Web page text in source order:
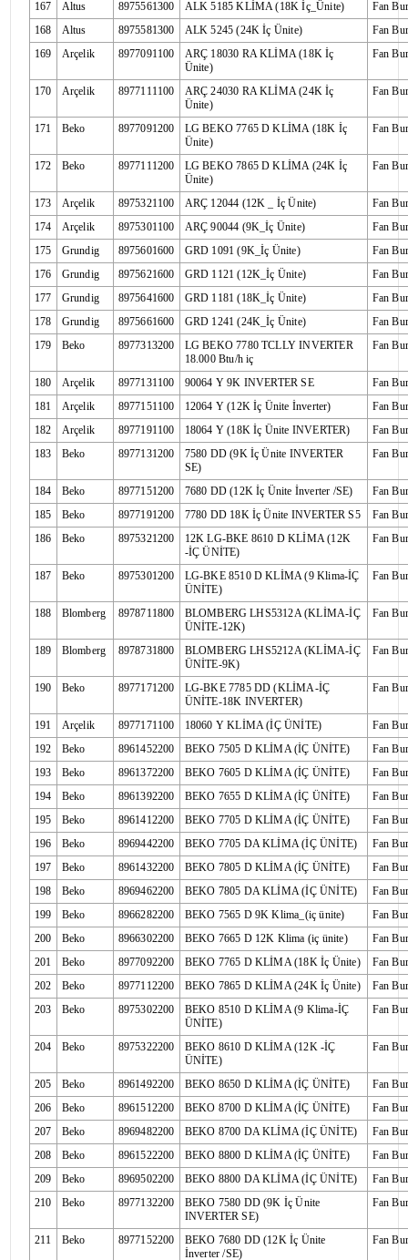
167 Altus 8975561300 ALK 5185 KLİMA (18K İç_Ünite)
Fan
168
Altus 8975581300 ALK 5245 (24K İç Ünite)
Fan
169
Arçelik 8977091100
ARÇ 18030 RA KLİMA (18K İç
Ünite)
Fan
170 Arçelik 8977111100
ARÇ 24030 RA KLİMA (24K İç
Ünite)
Fan
171 Beko 8977091200
LG BEKO 7765 D KLİMA (18K İç
Ünite)
Fan
172 Beko 8977111200
LG BEKO 7865 D KLİMA (24K İç
Ünite)
Fan
173 Arçelik 8975321100 ARÇ 12044 (12K _ İç Ünite)
Fan
174
Arçelik 8975301100 ARÇ 90044 (9K_İç Ünite)
Fan
175
Grundig 8975601600 GRD 1091 (9K_İç Ünite)
Fan
176
Grundig 8975621600 GRD 1121 (12K_İç Ünite)
Fan
177
Grundig 8975641600 GRD 1181 (18K_İç Ünite)
Fan
178
Grundig 8975661600 GRD 1241 (24K_İç Ünite)
Fan
179
Beko 8977313200
LG BEKO 7780 TCLLY INVERTER
18.000 Btu/h iç
Fan
180 Arçelik 8977131100 90064 Y 9K INVERTER SE
Fan
181
Arçelik 8977151100 12064 Y (12K İç Ünite İnverter)
Fan
182
Arçelik 8977191100 18064 Y (18K İç Ünite INVERTER)
Fan
183
Beko 8977131200
7580 DD (9K İç Ünite INVERTER
SE)
Fan
184 Beko 8977151200 7680 DD (12K İç Ünite İnverter /SE)
Fan
185
Beko 8977191200 7780 DD 18K İç Ünite INVERTER S5
Fan
186
Beko 8975321200
12K LG-BKE 8610 D KLİMA (12K
-İÇ ÜNİTE)
Fan
187 Beko 8975301200
LG-BKE 8510 D KLİMA (9 Klima-İÇ
ÜNİTE)
Fan
188 Blomberg 8978711800
BLOMBERG LHS5312A (KLİMA-İÇ
ÜNİTE-12K)
Fan
189 Blomberg 8978731800
BLOMBERG LHS5212A (KLİMA-İÇ
ÜNİTE-9K)
Fan
190 Beko 8977171200
LG-BKE 7785 DD (KLİMA-İÇ
ÜNİTE-18K INVERTER)
Fan
191 Arçelik 8977171100 18060 Y KLİMA (İÇ ÜNİTE)
Fan
192
Beko 8961452200 BEKO 7505 D KLİMA (İÇ ÜNİTE)
Fan
193
Beko 8961372200 BEKO 7605 D KLİMA (İÇ ÜNİTE)
Fan
194
Beko 8961392200 BEKO 7655 D KLİMA (İÇ ÜNİTE)
Fan
195
Beko 8961412200 BEKO 7705 D KLİMA (İÇ ÜNİTE)
Fan
196
Beko 8969442200 BEKO 7705 DA KLİMA (İÇ ÜNİTE)
Fan
197
Beko 8961432200 BEKO 7805 D KLİMA (İÇ ÜNİTE)
Fan
198
Beko 8969462200 BEKO 7805 DA KLİMA (İÇ ÜNİTE)
Fan
199
Beko 8966282200 BEKO 7565 D 9K Klima_(iç ünite)
Fan
200
Beko 8966302200 BEKO 7665 D 12K Klima (iç ünite)
Fan
201
Beko 8977092200 BEKO 7765 D KLİMA (18K İç Ünite)
Fan
202
Beko 8977112200 BEKO 7865 D KLİMA (24K İç Ünite)
Fan
203
Beko 8975302200
BEKO 8510 D KLİMA (9 Klima-İÇ
ÜNİTE)
Fan
204 Beko 8975322200
BEKO 8610 D KLİMA (12K -İÇ
ÜNİTE)
Fan
205 Beko 8961492200 BEKO 8650 D KLİMA (İÇ ÜNİTE)
Fan
206
Beko 8961512200 BEKO 8700 D KLİMA (İÇ ÜNİTE)
Fan
207
Beko 8969482200 BEKO 8700 DA KLİMA (İÇ ÜNİTE)
Fan
208
Beko 8961522200 BEKO 8800 D KLİMA (İÇ ÜNİTE)
Fan
209
Beko 8969502200 BEKO 8800 DA KLİMA (İÇ ÜNİTE)
Fan
210
Beko 8977132200
BEKO 7580 DD (9K İç Ünite
INVERTER SE)
Fan
211 Beko 8977152200
BEKO 7680 DD (12K İç Ünite
İnverter /SE)
Fan